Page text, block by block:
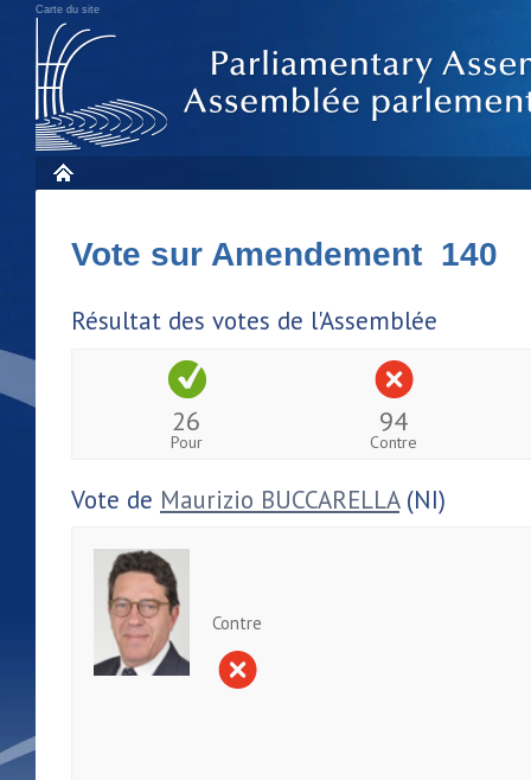
Carte du site
Vote sur Amendement 140
Résultat des votes de l'Assemblée
26
Pour
94
Contre
Vote de Maurizio BUCCARELLA(NI)
Contre